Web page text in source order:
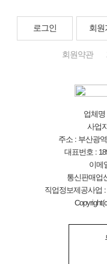
로그인 회원
회원약관
업체명
사업
주소 : 부산광
대표번호 :
이메
통신판매업
직업정보제공사업